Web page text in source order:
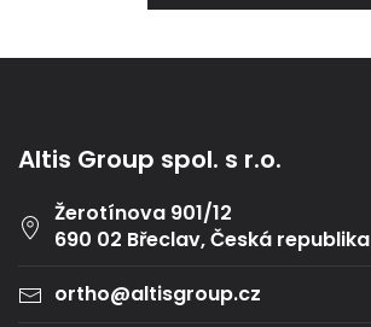
Altis Group spol. s r.o.
Žerotínova 901/12
690 02 Břeclav, Česká republika
ortho@altisgroup.cz